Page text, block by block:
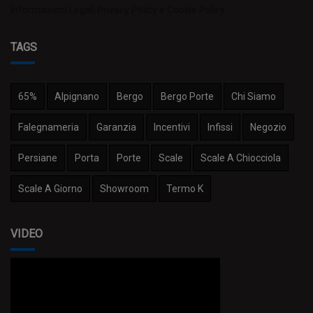
TAGS
65% Alpignano Bergo Bergo Porte Chi Siamo
Falegnameria Garanzia Incentivi Infissi Negozio
Persiane Porta Porte Scale Scale A Chiocciola
Scale A Giorno Showroom Termo K
VIDEO